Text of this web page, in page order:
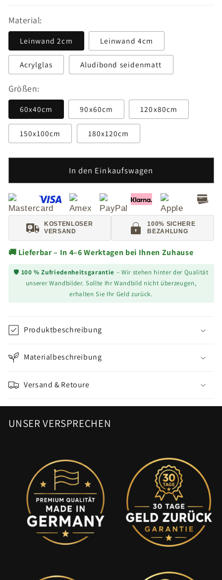
Material:
Leinwand 2cm Leinwand 4cm
Acrylglas Aludibond seidenmatt
Größen:
60x40cm 90x60cm 120x80cm
150x100cm 180x120cm
In den Einkaufswagen
KOSTENLOSER
VERSAND
100% SICHERE
BEZAHLUNG
🚚 Lieferbar – In 4–6 Werktagen bei Ihnen Zuhause
🛡️ 100 % Zufriedenheitsgarantie – Wir stehen hinter der Qualität
unserer Wandbilder. Sollte Ihr Wandbild nicht überzeugen,
erhalten Sie Ihr Geld zurück.
Produktbeschreibung
Materialbeschreibung
Versand & Retoure
UNSER VERSPRECHEN